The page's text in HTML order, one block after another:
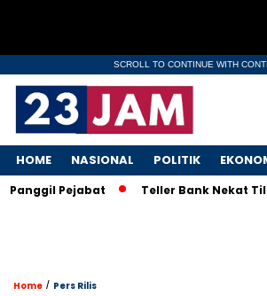
SCROLL TO CONTINUE WITH
HOME NASIONAL POLITIK
Pejabat Teller Bank Nekat Tilep
Home / Pers Rilis